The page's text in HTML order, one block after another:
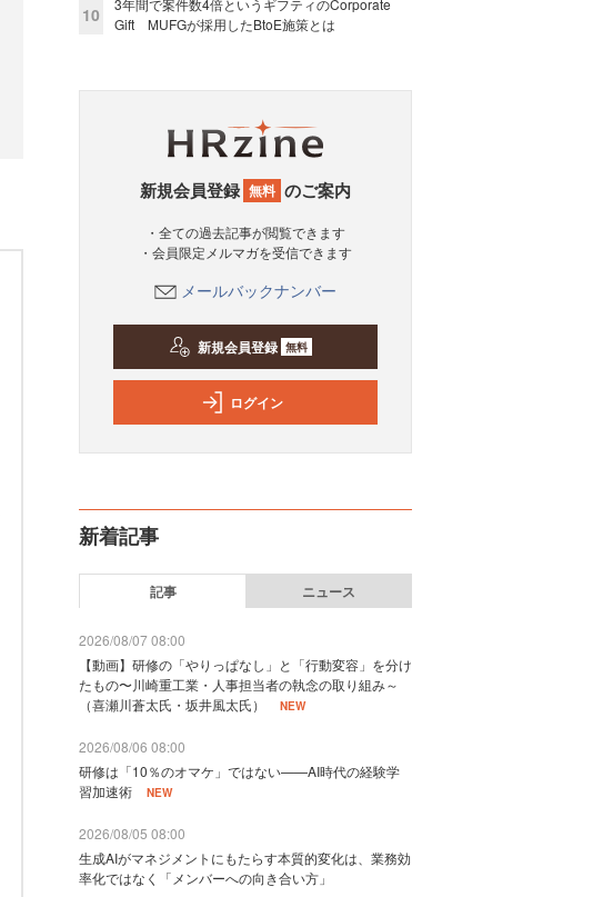
10
3年間で案件数4倍というギフティのCorporate
Gift MUFGが採用したBtoE施策とは
新規会員登録 無料 のご案内
・全ての過去記事が閲覧できます
・会員限定メルマガを受信できます
メールバックナンバー
新規会員登録 無料
ログイン
新着記事
記事 ニュース
2026/08/07 08:00
【動画】研修の「やりっぱなし」と「行動変容」を分け
たもの〜川崎重工業・人事担当者の執念の取り組み～
（喜瀬川蒼太氏・坂井風太氏）
NEW
2026/08/06 08:00
研修は「10％のオマケ」ではない——AI時代の経験学
習加速術
NEW
2026/08/05 08:00
生成AIがマネジメントにもたらす本質的変化は、業務効
率化ではなく「メンバーへの向き合い方」